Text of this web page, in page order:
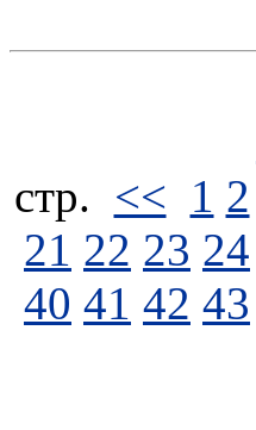
стp. << 1 2
21 22 23 24
40 41 42 43